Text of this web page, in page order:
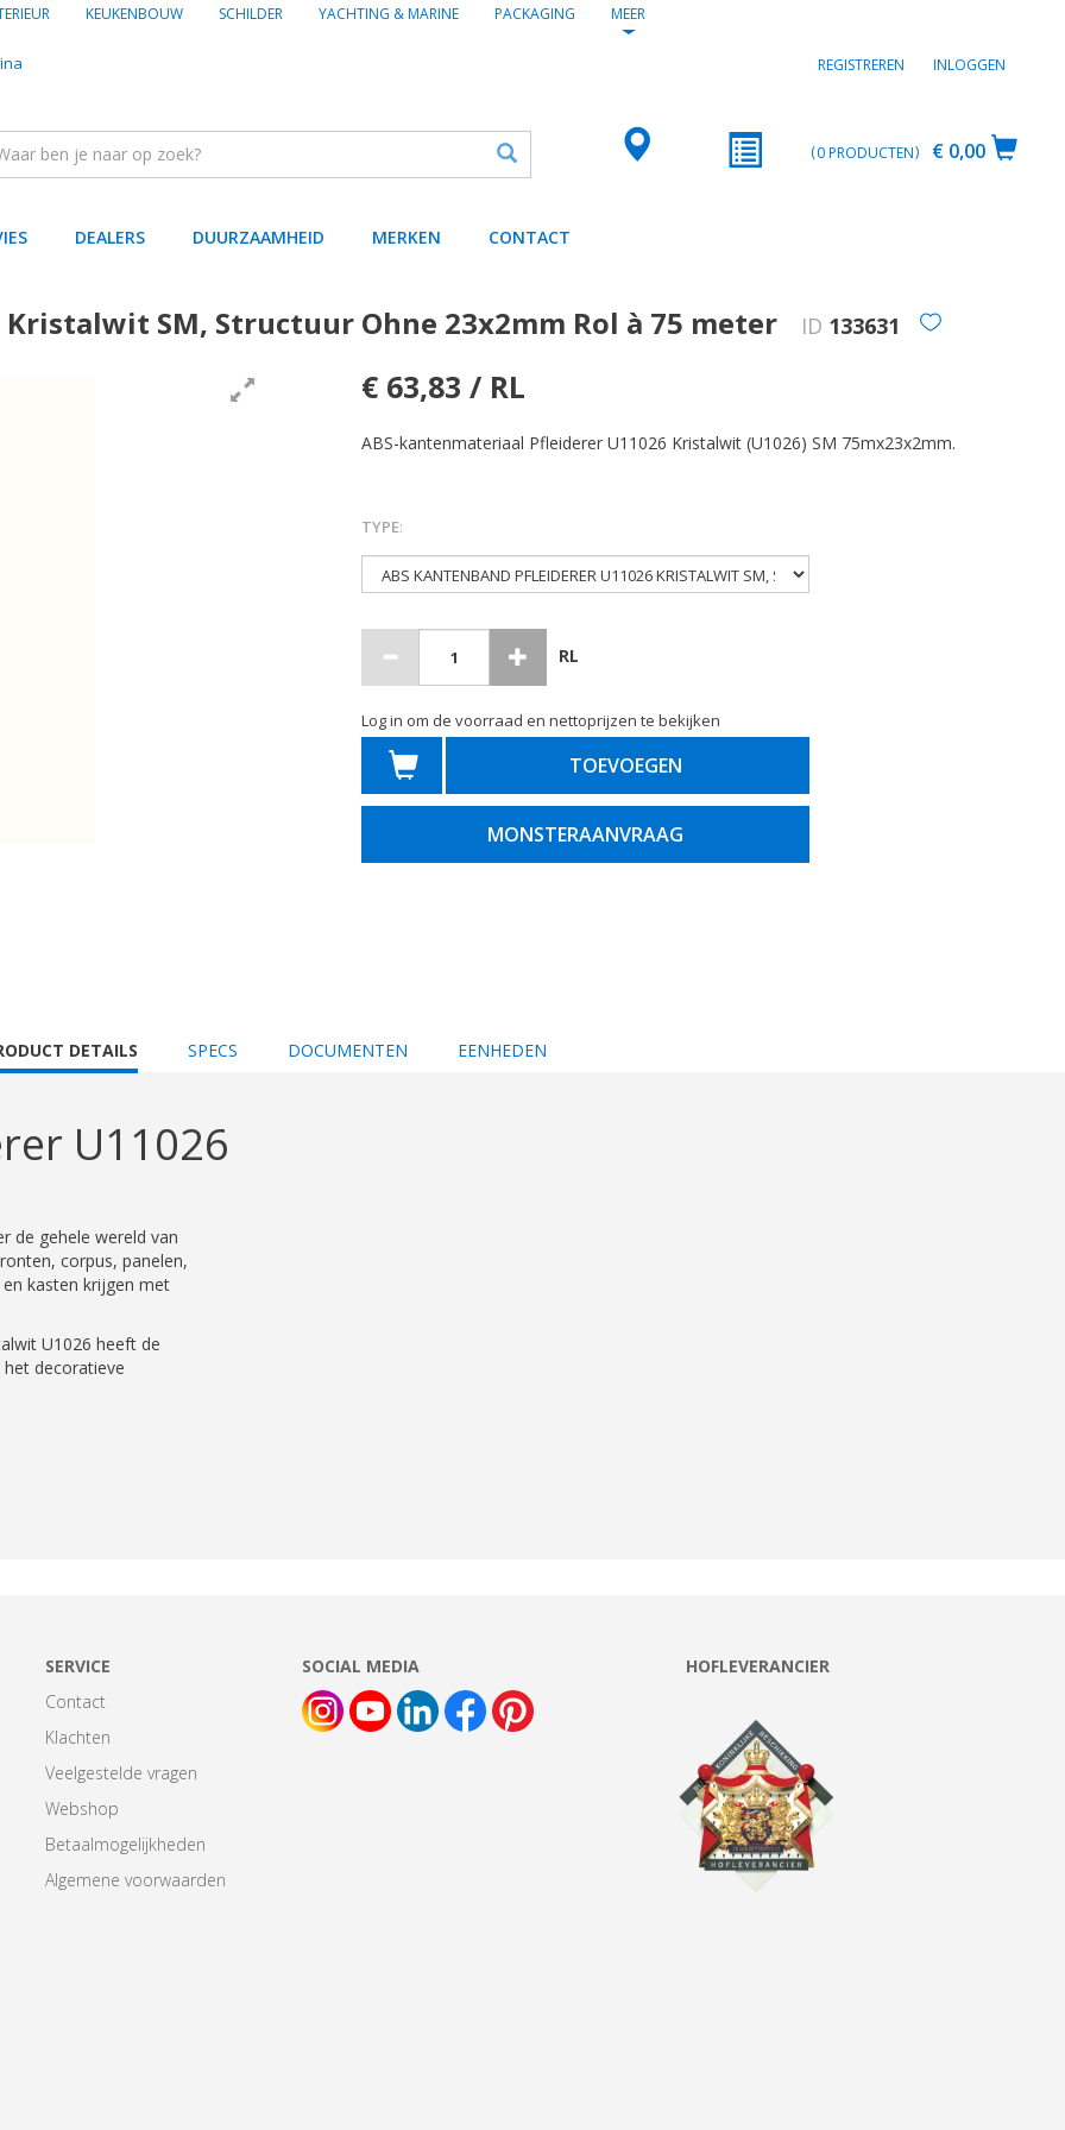
KEUKENBOUW SCHILDER YACHTING & MARINE PACKAGING MEER
REGISTREREN INLOGGEN
€ 0,00
0PRODUCTEN
DEALERS DUURZAAMHEID MERKEN CONTACT
SM, Structuur Ohne 23x2mm Rol à 75 meter ID 133631
€ 63,83 / RL
ABS-kantenmateriaal Pfleiderer U11026 Kristalwit (U1026) SM 75mx23x2mm.
TYPE:
RL
Log in om de voorraad en nettoprijzen te bekijken
TOEVOEGEN
MONSTERAANVRAAG
DETAILS SPECS DOCUMENTEN EENHEDEN
U11026
de gehele wereld van
corpus, panelen,
kasten krijgen met
U1026 heeft de
decoratieve
SERVICE
Contact
Klachten
Veelgestelde vragen
Webshop
Betaalmogelijkheden
Algemene voorwaarden
SOCIAL MEDIA HOFLEVERANCIER